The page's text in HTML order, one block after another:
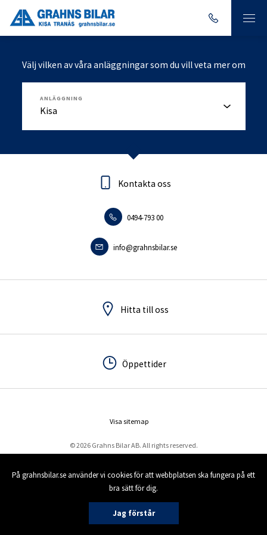
På grahnsbilar.se använder vi cookies för att webbplatsen ska fungera på ett
bra sätt för dig.
Jag förstår
Välj vilken av våra anläggningar som du vill veta mer om
ANLÄGGNING
Kontakta oss
0494-793 00
info@grahnsbilar.se
Hitta till oss
Öppettider
Kontakta oss
0140-18095
info.tranas@grahnsbilar.se
Hitta till oss
Öppettider
© 2026 Grahns Bilar AB. All rights reserved.
Visa sitemap